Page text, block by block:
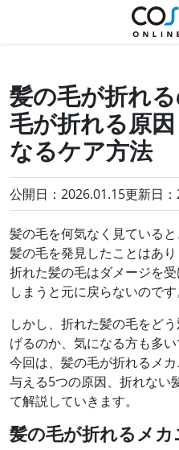
髪の毛が折れ
毛が折れる原
なるケア方法
公開日：2026.01.15更新日：
髪の毛を何気なく見ている
髪の毛を発見したことはあり
折れた髪の毛はダメージを
しまうと元に戻らないのです
しかし、折れた髪の毛をど
げるのか、気になる方も多い
今回は、髪の毛が折れるメ
与える5つの原因、折れない
て解説していきます。
髪の毛が折れるメカ